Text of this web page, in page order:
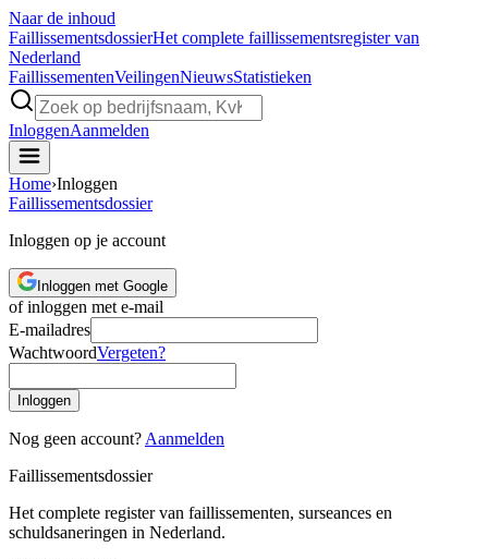
Naar de inhoud
FaillissementsdossierHet complete faillissementsregister van
Nederland
FaillissementenVeilingenNieuwsStatistieken
InloggenAanmelden
Home›Inloggen
Faillissementsdossier
Inloggen op je account
Inloggen met Google
of inloggen met e-mail
E-mailadres
WachtwoordVergeten?
Inloggen
Nog geen account? Aanmelden
Faillissementsdossier
Het complete register van faillissementen, surseances en
schuldsaneringen in Nederland.